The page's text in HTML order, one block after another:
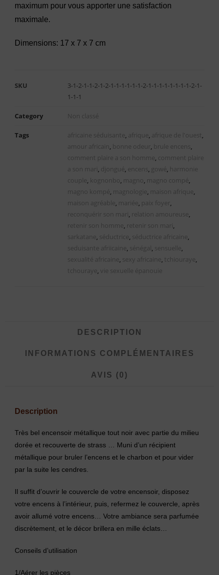
maximum pour vous apporter une satisfaction
maximale.
Dimensions: 17 x 7 x 7 cm
SKU
3-1-2-1-1-2-1-2-1-1-1-1-1-1-2-1-1-1-1-1-1-1-1-2-1-
1-1-1
Category Non classé
Tags africaine séduisante, afrique, afrique de l'ouest ,
amour africain, bonne odeur, brule encens ,
comment plaire a son homme, comment plaire
a son mari , djongué, encens , gowé, harmonie
couple, kognonbo, magno, magno compé,
magno kompé, magnologie, maison afrique,
maison agréable, mariée, paix foyer,
reconquérir son mari , relation amoureuse,
retenir son homme, retenir son mari ,
sarkatane, séductrice, séductrice africaine,
seduisante afriicaine, sénégal , sensuelle,
sexualité africaine, sexy africaine, tchiouraye,
tchouraye, vie sexuelle épanouie
DESCRIPTION
INFORMATIONS COMPLÉMENTAIRES
AVIS (0)
Description
Très bel encensoir métallique tout noir avec partie du milieu
dorée et recouverte de strass … Muni d’un récipient
métallique pour bruler l’encens et le charbon et pour vider
par la suite les cendres.
Il suffit d’ouvrir le couvercle de votre encensoir, disposez
votre encens à l’intérieur, puis, refermez le couvercle, après
avoir allumé votre encens… Votre ambiance sera parfumée
discrètement, et le décor brillera en mille éclats…
Conseils d’utilisation
1/Aérer les pièces